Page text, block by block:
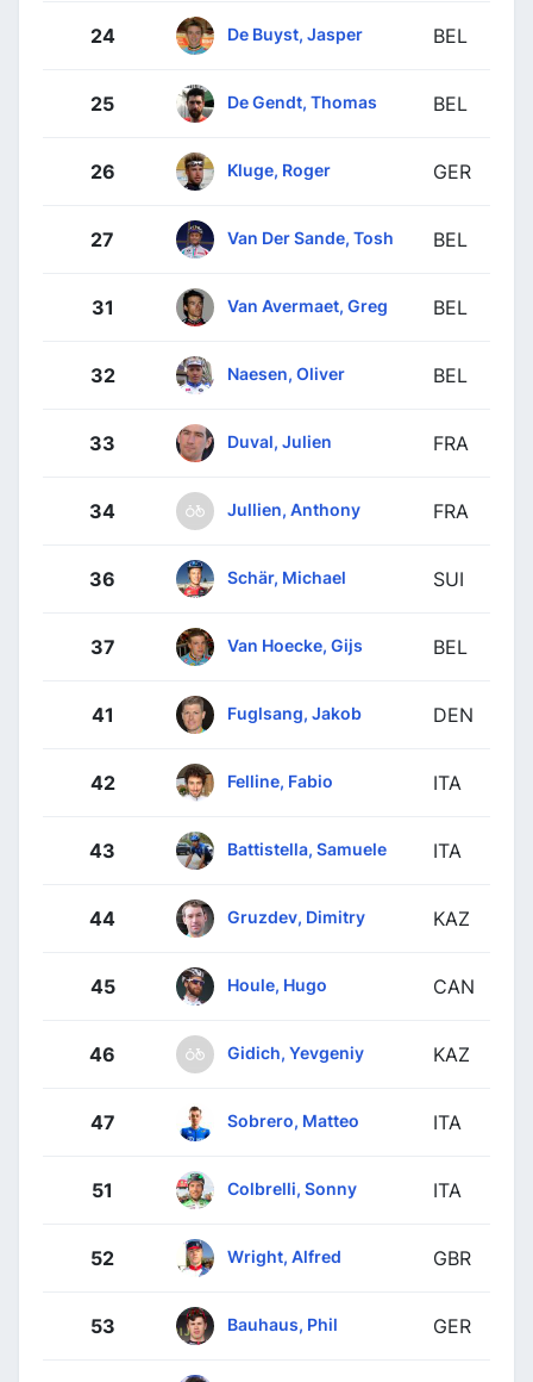
24 De Buyst, Jasper BEL
25 De Gendt, Thomas BEL
26 Kluge, Roger GER
27 Van Der Sande, Tosh BEL
31 Van Avermaet, Greg BEL
32 Naesen, Oliver BEL
33 Duval, Julien FRA
34 Jullien, Anthony FRA
36 Schär, Michael SUI
37 Van Hoecke, Gijs BEL
41 Fuglsang, Jakob DEN
42 Felline, Fabio ITA
43 Battistella, Samuele ITA
44 Gruzdev, Dimitry KAZ
45 Houle, Hugo CAN
46 Gidich, Yevgeniy KAZ
47 Sobrero, Matteo ITA
51 Colbrelli, Sonny ITA
52 Wright, Alfred GBR
53 Bauhaus, Phil GER